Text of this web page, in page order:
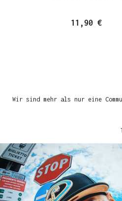
11,90 €
Wir sind mehr als nur eine